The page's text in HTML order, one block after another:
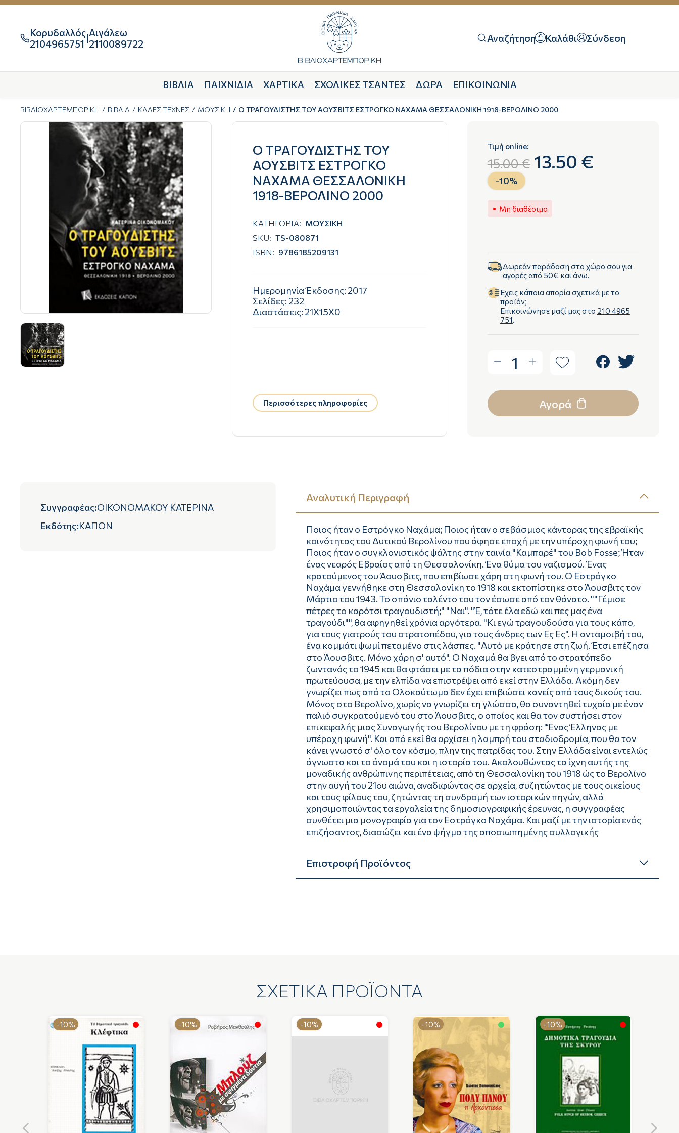
Κορυδαλλός
2104965751 |Αιγάλεω
2110089722
Αναζήτηση Καλάθι Σύνδεση
ΒΙΒΛΙΑ ΠΑΙΧΝΙΔΙΑ ΧΑΡΤΙΚΑ ΣΧΟΛΙΚΕΣ ΤΣΑΝΤΕΣ ΔΩΡΑ ΕΠΙΚΟΙΝΩΝΙΑ
ΒΙΒΛΙΟΧΑΡΤΕΜΠΟΡΙΚΗ ΒΙΒΛΙΑ ΚΑΛΕΣ ΤΕΧΝΕΣ ΜΟΥΣΙΚΗ Ο ΤΡΑΓΟΥΔΙΣΤΗΣ ΤΟΥ ΑΟΥΣΒΙΤΣ ΕΣΤΡΟΓΚΟ ΝΑΧΑΜΑ ΘΕΣΣΑΛΟΝΙΚΗ 1918-ΒΕΡΟΛΙΝΟ 2000
Ο ΤΡΑΓΟΥΔΙΣΤΗΣ ΤΟΥ
ΑΟΥΣΒΙΤΣ ΕΣΤΡΟΓΚΟ
ΝΑΧΑΜΑ ΘΕΣΣΑΛΟΝΙΚΗ
1918-ΒΕΡΟΛΙΝΟ 2000
ΚΑΤΗΓΟΡΙΑ: ΜΟΥΣΙΚΗ
SKU: TS-080871
ISBN: 9786185209131
Ημερομηνία Έκδοσης: 2017
Σελίδες: 232
Διαστάσεις: 21Χ15Χ0
Περισσότερες πληροφορίες
Τιμή online:
15.00 € 13.50 €
-10%
Μη διαθέσιμο
Δωρεάν παράδοση στο χώρο σου για
αγορές από 50€ και άνω.
Έχεις κάποια απορία σχετικά με το
προϊόν;
Επικοινώνησε μαζί μας στο 210 4965
751
1
Αγορά
Συγγραφέας:ΟΙΚΟΝΟΜΑΚΟΥ ΚΑΤΕΡΙΝΑ
Εκδότης:ΚΑΠΟΝ
Αναλυτική Περιγραφή
Ποιος ήταν ο Εστρόγκο Ναχάμα; Ποιος ήταν ο σεβάσμιος κάντορας της εβραϊκής
κοινότητας του Δυτικού Βερολίνου που άφησε εποχή με την υπέροχη φωνή του;
Ποιος ήταν ο συγκλονιστικός ψάλτης στην ταινία "Καμπαρέ" του Bob Fosse; Ήταν
ένας νεαρός Εβραίος από τη Θεσσαλονίκη. Ένα θύμα του ναζισμού. Ένας
κρατούμενος του Άουσβιτς, που επιβίωσε χάρη στη φωνή του. Ο Εστρόγκο
Ναχάμα γεννήθηκε στη Θεσσαλονίκη το 1918 και εκτοπίστηκε στο Άουσβιτς τον
Μάρτιο του 1943. Το σπάνιο ταλέντο του τον έσωσε από τον θάνατο. ""Γέμισε
πέτρες το καρότσι τραγουδιστή;" "Ναι". "Έ, τότε έλα εδώ και πες μας ένα
τραγούδι"", θα αφηγηθεί χρόνια αργότερα. "Κι εγώ τραγουδούσα για τους κάπο,
για τους γιατρούς του στρατοπέδου, για τους άνδρες των Ες Ες". Η ανταμοιβή του,
ένα κομμάτι ψωμί πεταμένο στις λάσπες. "Αυτό με κράτησε στη ζωή. Έτσι επέζησα
στο Άουσβιτς. Μόνο χάρη σ' αυτό". Ο Ναχαμά θα βγει από το στρατόπεδο
ζωντανός το 1945 και θα φτάσει με τα πόδια στην κατεστραμμένη γερμανική
πρωτεύουσα, με την ελπίδα να επιστρέψει από εκεί στην Ελλάδα. Ακόμη δεν
γνωρίζει πως από το Ολοκαύτωμα δεν έχει επιβιώσει κανείς από τους δικούς του.
Μόνος στο Βερολίνο, χωρίς να γνωρίζει τη γλώσσα, θα συναντηθεί τυχαία με έναν
παλιό συγκρατούμενό του στο Άουσβιτς, ο οποίος και θα τον συστήσει στον
επικεφαλής μιας Συναγωγής του Βερολίνου με τη φράση: "Ένας Έλληνας με
υπέροχη φωνή". Και από εκεί θα αρχίσει η λαμπρή του σταδιοδρομία, που θα τον
κάνει γνωστό σ' όλο τον κόσμο, πλην της πατρίδας του. Στην Ελλάδα είναι εντελώς
άγνωστα και το όνομά του και η ιστορία του. Ακολουθώντας τα ίχνη αυτής της
μοναδικής ανθρώπινης περιπέτειας, από τη Θεσσαλονίκη του 1918 ώς το Βερολίνο
στην αυγή του 21ου αιώνα, αναδιφώντας σε αρχεία, συζητώντας με τους οικείους
και τους φίλους του, ζητώντας τη συνδρομή των ιστορικών πηγών, αλλά
χρησιμοποιώντας τα εργαλεία της δημοσιογραφικής έρευνας, η συγγραφέας
συνθέτει μια μονογραφία για τον Εστρόγκο Ναχάμα. Και μαζί με την ιστορία ενός
επιζήσαντος, διασώζει και ένα ψήγμα της αποσιωπημένης συλλογικής
Επιστροφή Προϊόντος
ΣΧΕΤΙΚΑ ΠΡΟΪΟΝΤΑ
-10% -10% -10% -10% -10%